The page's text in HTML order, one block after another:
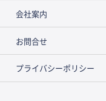
会社案内
お問合せ
プライバシーポリシー